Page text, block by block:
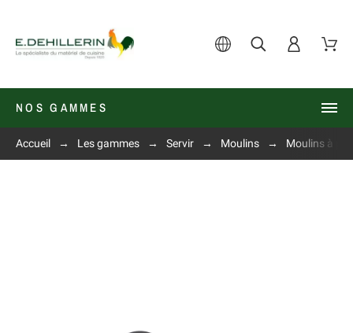
NOS GAMMES
Accueil Les gammes Servir Moulins Moulins à